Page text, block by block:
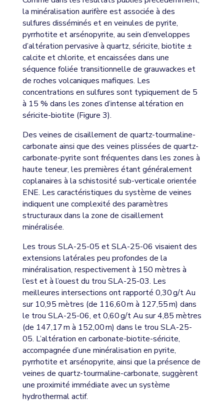
la minéralisation aurifère est associée à des
sulfures disséminés et en veinules de pyrite,
pyrrhotite et arsénopyrite, au sein d’enveloppes
d’altération pervasive à quartz, séricite, biotite ±
calcite et chlorite, et encaissées dans une
séquence foliée transitionnelle de grauwackes et
de roches volcaniques mafiques. Les
concentrations en sulfures sont typiquement de 5
à 15 % dans les zones d’intense altération en
séricite-biotite (Figure 3).
Des veines de cisaillement de quartz-tourmaline-
carbonate ainsi que des veines plissées de quartz-
carbonate-pyrite sont fréquentes dans les zones à
haute teneur, les premières étant généralement
coplanaires à la schistosité sub-verticale orientée
ENE. Les caractéristiques du système de veines
indiquent une complexité des paramètres
structuraux dans la zone de cisaillement
minéralisée.
Les trous SLA-25-05 et SLA-25-06 visaient des
extensions latérales peu profondes de la
minéralisation, respectivement à 150 mètres à
l’est et à l’ouest du trou SLA-25-03. Les
meilleures intersections ont rapporté 0,30 g/t Au
sur 10,95 mètres (de 116,60 m à 127,55 m) dans
le trou SLA-25-06, et 0,60 g/t Au sur 4,85 mètres
(de 147,17 m à 152,00 m) dans le trou SLA-25-
05. L’altération en carbonate-biotite-séricite,
accompagnée d’une minéralisation en pyrite,
pyrrhotite et arsénopyrite, ainsi que la présence de
veines de quartz-tourmaline-carbonate, suggèrent
une proximité immédiate avec un système
hydrothermal actif.